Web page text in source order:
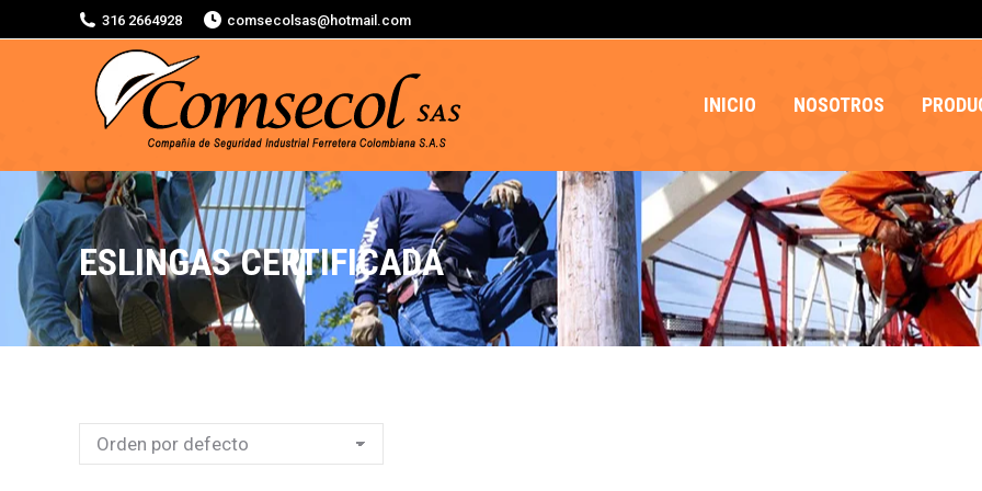
316 2664928 comsecolsas@hotmail.com
INICIO NOSOTROS
ESLINGAS CERTIFICADA